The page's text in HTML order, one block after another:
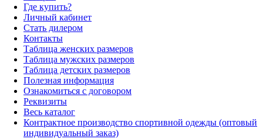
Где купить?
Личный кабинет
Стать дилером
Контакты
Таблица женских размеров
Таблица мужских размеров
Таблица детских размеров
Полезная информация
Ознакомиться с договором
Реквизиты
Весь каталог
Контрактное производство спортивной одежды (оптовый
индивидуальный заказ)